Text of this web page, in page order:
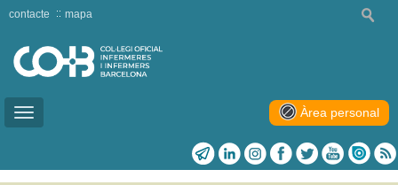
Toggle
contacte mapa
Àrea personal